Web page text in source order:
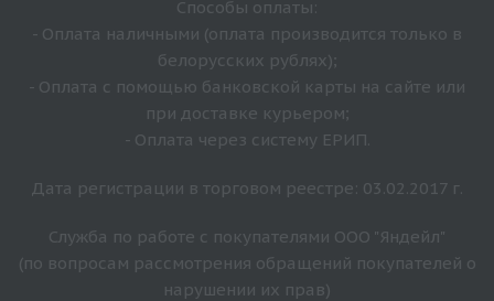
Способы оплаты:
- Оплата наличными (оплата производится только в
белорусских рублях);
- Оплата с помощью банковской карты на сайте или
при доставке курьером;
- Оплата через систему ЕРИП.
Дата регистрации в торговом реестре: 03.02.2017 г.
Служба по работе с покупателями ООО "Яндейл"
(по вопросам рассмотрения обращений покупателей о
нарушении их прав)